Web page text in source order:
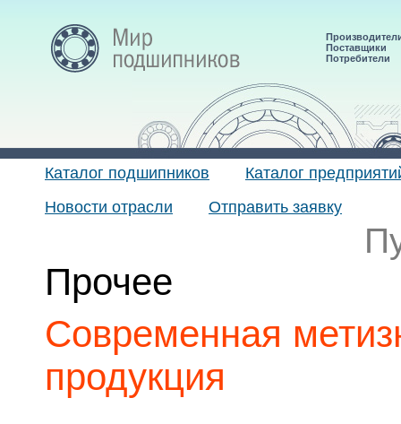
Поставщики
Потребители
Каталог подшипников
Каталог
Новости отрасли
Отправить заявку
Прочее
Современная
продукция